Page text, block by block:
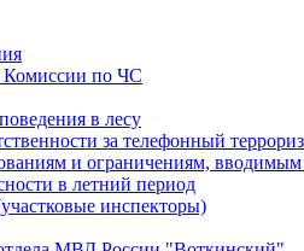
Комиссии по ЧС
в лесу
за телефонный
и ограничениям,
в летний период
инспекторы)